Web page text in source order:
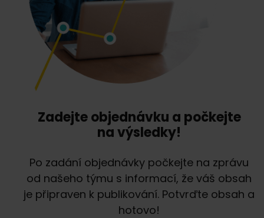
Zadejte objednávku a počkejte
na výsledky!
Po zadání objednávky počkejte na zprávu
od našeho týmu s informací, že váš obsah
je připraven k publikování. Potvrďte obsah a
hotovo!